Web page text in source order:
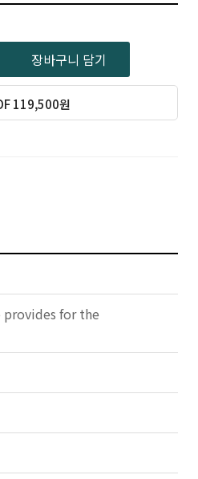
장바구니 담기
119,500원
for the